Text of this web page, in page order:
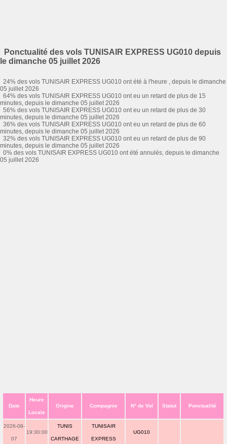
Ponctualité des vols TUNISAIR EXPRESS UG010 depuis
le dimanche 05 juillet 2026
24% des vols TUNISAIR EXPRESS UG010 ont été à l'heure , depuis le dimanche
05 juillet 2026
64% des vols TUNISAIR EXPRESS UG010 ont eu un retard de plus de 15
minutes, depuis le dimanche 05 juillet 2026
56% des vols TUNISAIR EXPRESS UG010 ont eu un retard de plus de 30
minutes, depuis le dimanche 05 juillet 2026
36% des vols TUNISAIR EXPRESS UG010 ont eu un retard de plus de 60
minutes, depuis le dimanche 05 juillet 2026
32% des vols TUNISAIR EXPRESS UG010 ont eu un retard de plus de 90
minutes, depuis le dimanche 05 juillet 2026
0% des vols TUNISAIR EXPRESS UG010 ont été annulés, depuis le dimanche
05 juillet 2026
Date
Heure
Locale
Origine Compagnie N° de Vol Statut Ponctualité
2026-08-
07
19:30:00
TUNIS
CARTHAGE
TUNISAIR
EXPRESS
UG010